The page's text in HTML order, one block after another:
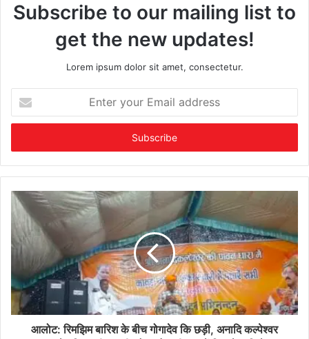
Subscribe to our mailing list to
get the new updates!
Lorem ipsum dolor sit amet, consectetur.
your
Email
आलोट: रिमझिम बारिश के बीच गोगादेव कि छड़ी, अनादि कल्पेश्वर